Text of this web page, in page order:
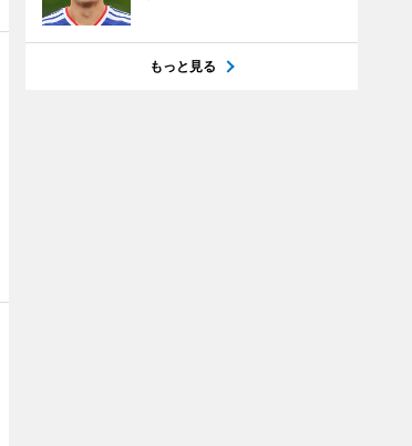
もっと見る